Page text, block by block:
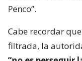
Penco”.
Cabe recordar
filtrada, la